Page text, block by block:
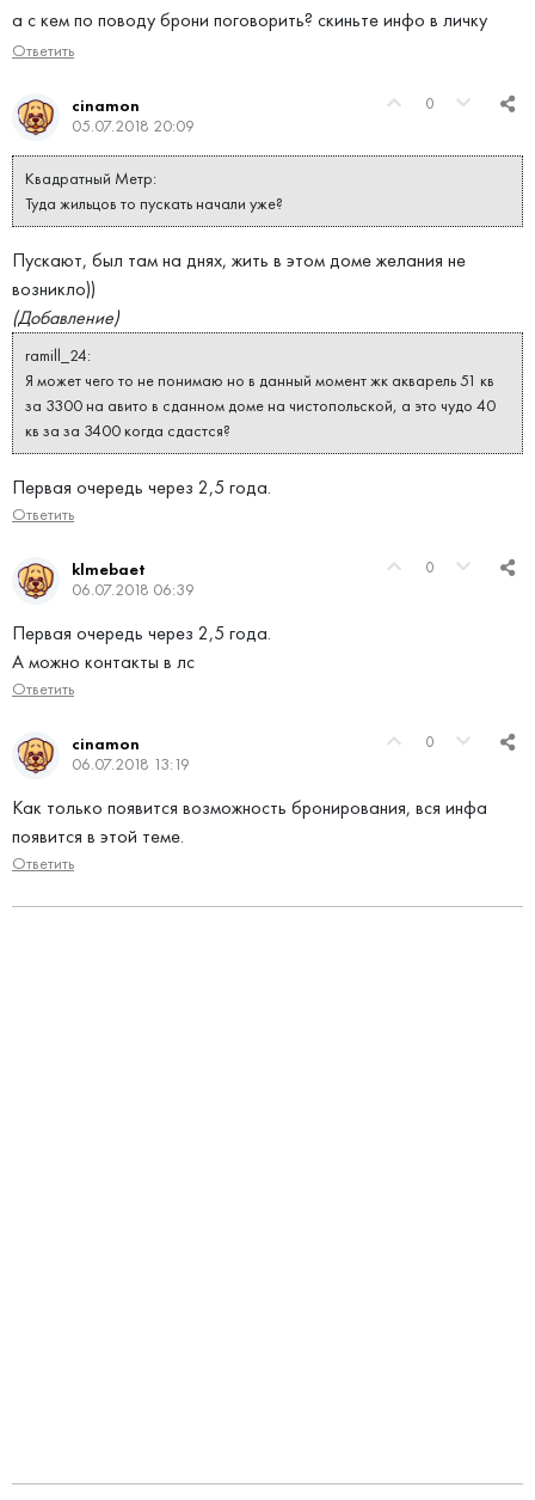
а с кем по поводу брони поговорить? скиньте инфо в личку
Ответить
0
cinamon
05.07.2018 20:09
Квадратный Метр:
Туда жильцов то пускать начали уже?
Пускают, был там на днях, жить в этом доме желания не
возникло))
(Добавление)
ramill_24:
Я может чего то не понимаю но в данный момент жк акварель 51 кв
за 3300 на авито в сданном доме на чистопольской, а это чудо 40
кв за за 3400 когда сдастся?
Первая очередь через 2,5 года.
Ответить
0
klmebaet
06.07.2018 06:39
Первая очередь через 2,5 года.
А можно контакты в лс
Ответить
0
cinamon
06.07.2018 13:19
Как только появится возможность бронирования, вся инфа
появится в этой теме.
Ответить